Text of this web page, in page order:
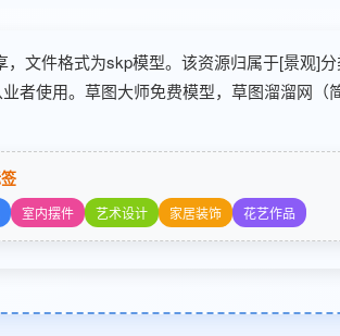
文件格式为skp模型。该资源归属于[景观]
者使用。草图大师免费模型，草图溜溜网（
室内摆件 艺术设计 家居装饰 花艺作品